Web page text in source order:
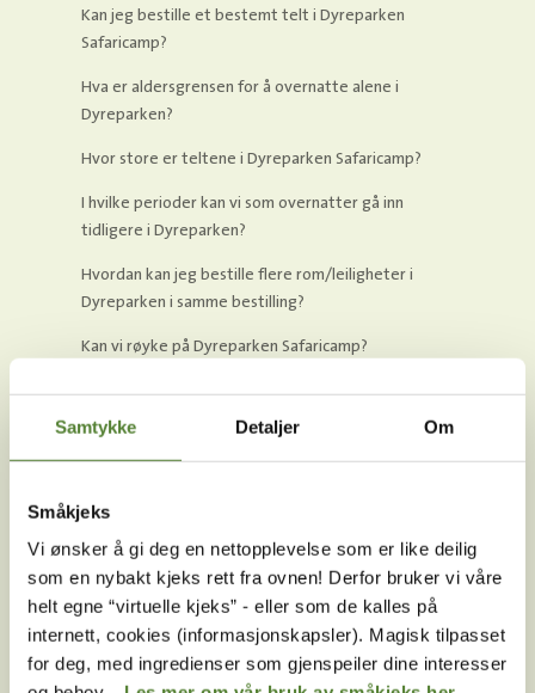
Samtykke Detaljer Om
Småkjeks
Vi ønsker å gi deg en nettopplevelse som er like deilig
som en nybakt kjeks rett fra ovnen! Derfor bruker vi våre
helt egne “virtuelle kjeks” - eller som de kalles på
internett, cookies (informasjonskapsler). Magisk tilpasset
for deg, med ingredienser som gjenspeiler dine interesser
Kan jeg bestille et bestemt telt i Dyreparken
Safaricamp?
Hva er aldersgrensen for å overnatte alene i
Dyreparken?
Hvor store er teltene i Dyreparken Safaricamp?
I hvilke perioder kan vi som overnatter gå inn
tidligere i Dyreparken?
Hvordan kan jeg bestille flere rom/leiligheter i
Dyreparken i samme bestilling?
Kan vi røyke på Dyreparken Safaricamp?
Er det frokost inkludert på Dyreparken Safaricamp?
Kan jeg ha med hund til Dyreparken Safaricamp?
Får jeg rabatt på inngangsbilletter hvis jeg bor på
Dyreparken Safaricamp?
Er rengjøring inkludert i Dyreparken Safaricamp?
Er sengetøy og håndklær inkludert i Dyreparken
Safaricamp?